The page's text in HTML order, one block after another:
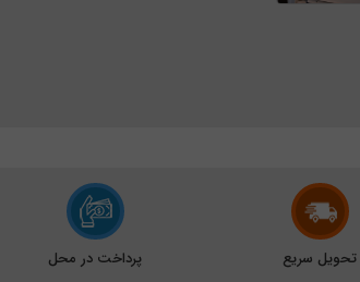
تحویل سریع پرداخت در محل